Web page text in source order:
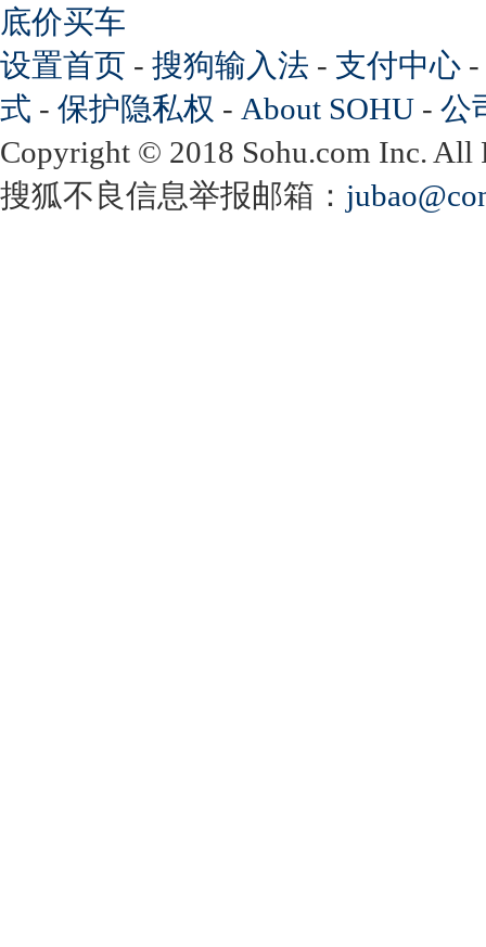
底价买车
设置首页 - 搜狗输入法 - 支付中心 -
式 - 保护隐私权 - About SOHU - 公
Copyright © 2018 Sohu.com Inc.
搜狐不良信息举报邮箱：